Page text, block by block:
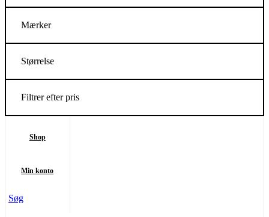
Mærker
Størrelse
Filtrer efter pris
Shop
Min konto
Søg